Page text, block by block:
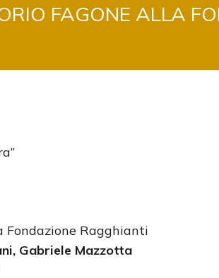
FAGONE ALLA
Fondazione Ragghianti
Gabriele Mazzotta